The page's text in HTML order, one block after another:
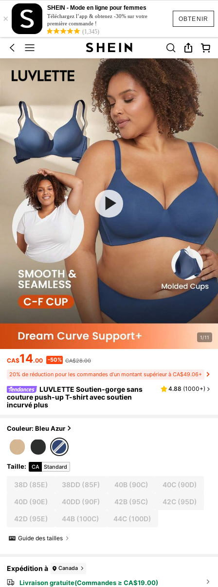
OBTENIR
×
SHEIN - Mode en ligne pour femmes
Téléchargez l’app & obtenez -30% sur votre
première commande !
(1,345)
1/11
CA$14.00 -50% CA$28.00
20% de réduction pour les commandes d’un montant supérieur à CA$49.06+
LUVLETTE Soutien-gorge sans
couture push-up T-shirt avec soutien
incurvé plus
4.88 (1000+)
Couleur: Bleu Azur
Taille: CA Standard
38D (85E) 38DD (85F) 40B(90C) 40C(90D)
40D (90E) 40DD (90F) 42B(95C) 42C(95D)
42D (95E) 44B (100C) 44C(100D)
Guide des tailles
Expédition à Canada
Livraison gratuite(Commandes ≥ CA$19.00)